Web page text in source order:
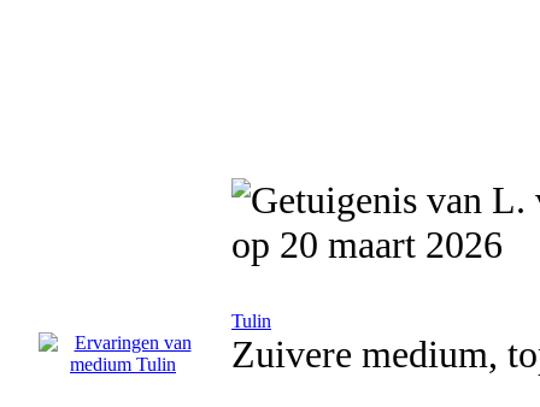
op 20 maart 2026
Tulin
Zuivere medium,